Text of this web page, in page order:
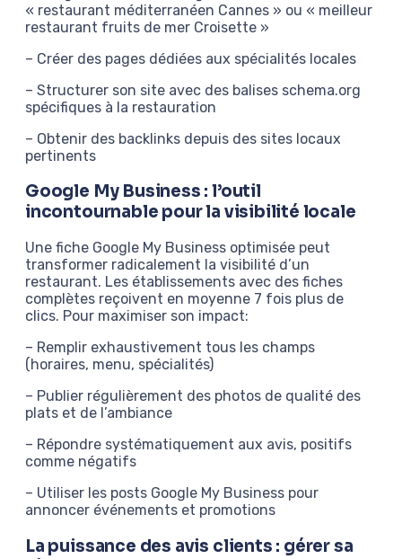
« restaurant méditerranéen Cannes » ou « meilleur
restaurant fruits de mer Croisette »
– Créer des pages dédiées aux spécialités locales
– Structurer son site avec des balises schema.org
spécifiques à la restauration
– Obtenir des backlinks depuis des sites locaux
pertinents
Google My Business : l’outil
incontournable pour la visibilité locale
Une fiche Google My Business optimisée peut
transformer radicalement la visibilité d’un
restaurant. Les établissements avec des fiches
complètes reçoivent en moyenne 7 fois plus de
clics. Pour maximiser son impact:
– Remplir exhaustivement tous les champs
(horaires, menu, spécialités)
– Publier régulièrement des photos de qualité des
plats et de l’ambiance
– Répondre systématiquement aux avis, positifs
comme négatifs
– Utiliser les posts Google My Business pour
annoncer événements et promotions
La puissance des avis clients : gérer sa